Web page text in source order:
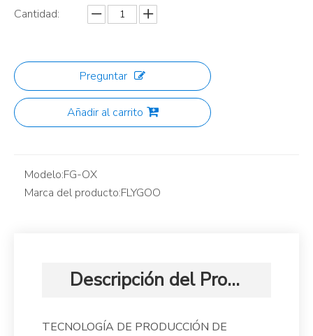
Cantidad:
Preguntar
Añadir al carrito
Modelo:FG-OX
Marca del producto:FLYGOO
Descripción del Producto
TECNOLOGÍA DE PRODUCCIÓN DE